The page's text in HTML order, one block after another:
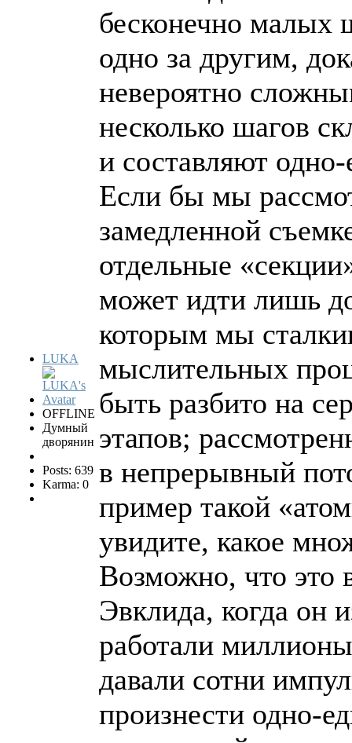
LUKA
OFFLINE
Думный
дворянин
Posts: 639
Karma: 0
бесконечно малых
одно за другим,
невероятно
несколько шагов
и составляют
Если бы мы
замедленной
отдельные
может идти лишь
которым мы
мыслительных
быть разбито на
этапов;
в непрерывный
пример такой
увидите, какое
Возможно, что это
Эвклида, когда он
работали
давали сотни
произнести одно-